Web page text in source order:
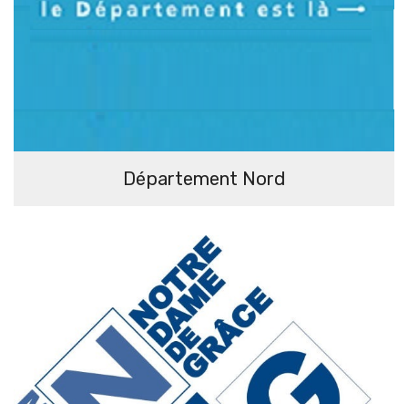
Département Nord